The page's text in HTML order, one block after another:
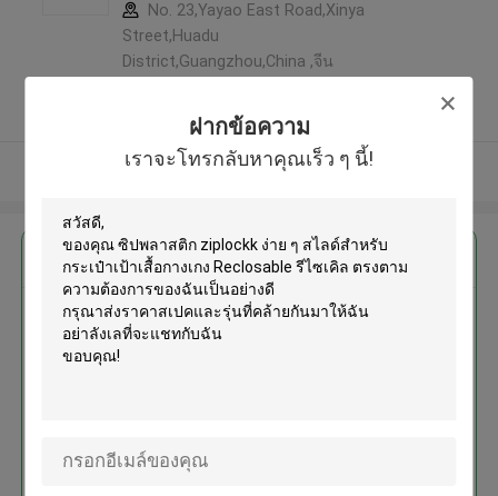
ฝากข้อความ
เราจะโทรกลับหาคุณเร็ว ๆ นี้!
No. 23,Yayao East Road,Xinya
Street,Huadu
District,Guangzhou,China ,จีน
ผู้ผลิตได้รับการยืนยัน
ดูเพิ่มเติม
এর সেরা মূল্য পান
ซิปพลาสติก ziplockk ง่าย ๆ สไลด์